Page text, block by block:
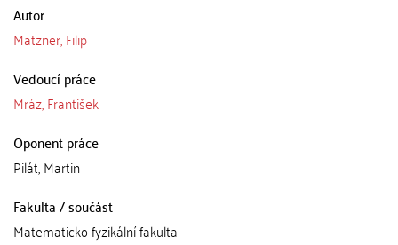
Autor
Matzner, Filip
Vedoucí práce
Mráz, František
Oponent práce
Pilát, Martin
Fakulta / součást
Matematicko-fyzikální fakulta